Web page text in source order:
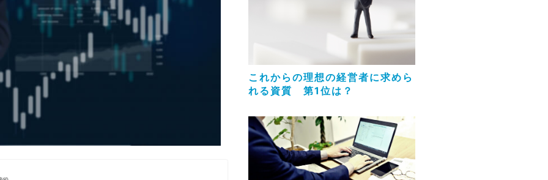
これからの理想の経営者に求めら
れる資質 第1位は？